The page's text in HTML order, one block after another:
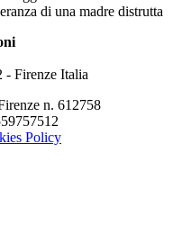
- Firenze Italia
n. 612758
Policy